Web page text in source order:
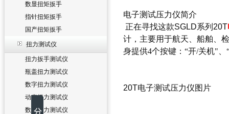
数显扭矩扳手
指针扭矩扳手
国产扭矩扳手
扭力测试仪
扭力扳手测试仪
瓶盖扭力测试仪
数字扭力测试仪
动态扭力测试仪
数显扭力测试仪
电子测试压力仪简介
正在寻找这款SGLD系列20T
计， 主要用于航天、船舶、
身提供4个按键：“开/关机"
20T电子测试压力仪图片